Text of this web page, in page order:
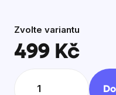
Zvolte variantu
499 Kč
cena: